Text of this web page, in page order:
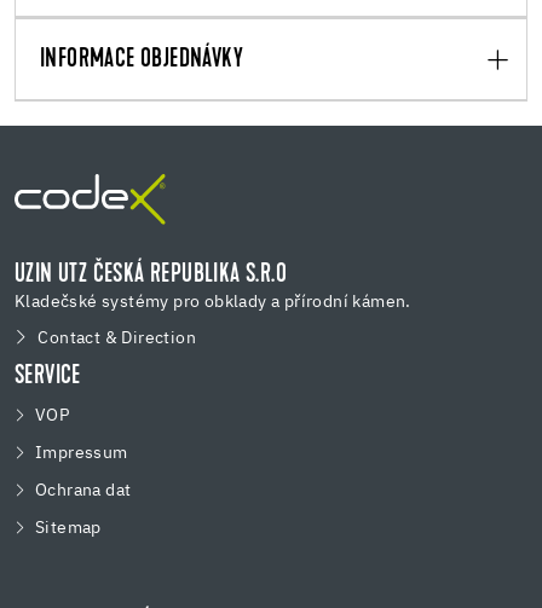
INFORMACE OBJEDNÁVKY
UZIN UTZ ČESKÁ REPUBLIKA S.R.O
Kladečské systémy pro obklady a přírodní kámen.
Contact & Direction
SERVICE
VOP
Impressum
Ochrana dat
Sitemap